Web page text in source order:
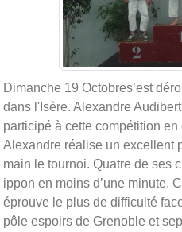
Dimanche 19 Octobres’est
dans l'Isère. Alexandre
participé à cette compétition
Alexandre réalise un excellent
main le tournoi. Quatre de ses
ippon en moins d’une minute.
éprouve le plus de difficulté
pôle espoirs de Grenoble et